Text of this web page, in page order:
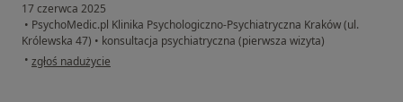
17 czerwca 2025
• PsychoMedic.pl Klinika Psychologiczno-Psychiatryczna Kraków (ul.
Królewska 47) • konsultacja psychiatryczna (pierwsza wizyta)
• w opinii użytkownika Joanna DC
zgłoś nadużycie